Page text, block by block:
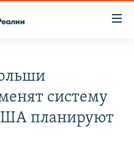
систему
планируют